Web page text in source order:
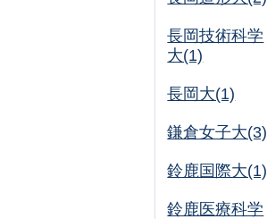
長岡技術科学
大(1)
長岡大(1)
鎌倉女子大(3)
鈴鹿国際大(1)
鈴鹿医療科学